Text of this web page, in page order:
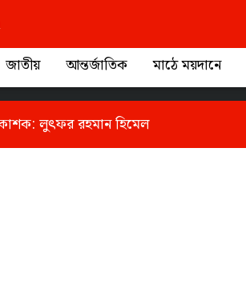
জাতীয় আন্তর্জাতিক মাঠে ময়দানে
লুৎফর রহমান হিমেল